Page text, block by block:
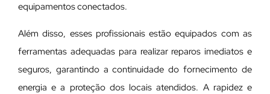
equipamentos conectados.
Além disso, esses profissionais estão equipados com as
ferramentas adequadas para realizar reparos imediatos e
seguros, garantindo a continuidade do fornecimento de
energia e a proteção dos locais atendidos. A rapidez e